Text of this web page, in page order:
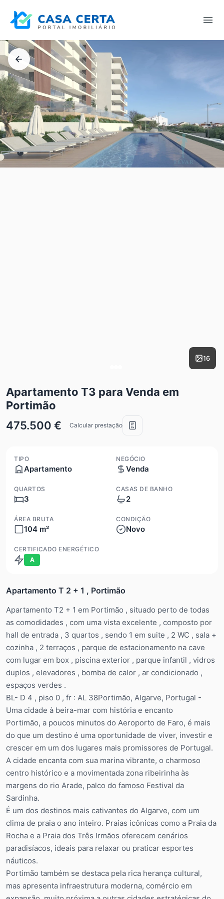
16
Apartamento T3 para Venda em
Portimão
475.500 €
Calcular prestação
TIPO
Apartamento
NEGÓCIO
Venda
QUARTOS
3
CASAS DE BANHO
2
ÁREA BRUTA
104 m²
CONDIÇÃO
Novo
CERTIFICADO ENERGÉTICO
A
Apartamento T 2 + 1 , Portimão
Apartamento T2 + 1 em Portimão , situado perto de todas
as comodidades , com uma vista excelente , composto por
hall de entrada , 3 quartos , sendo 1 em suite , 2 WC , sala +
cozinha , 2 terraços , parque de estacionamento na cave
com lugar em box , piscina exterior , parque infantil , vidros
duplos , elevadores , bomba de calor , ar condicionado ,
espaços verdes .
BL- D 4 , piso 0 , fr : AL 38Portimão, Algarve, Portugal -
Uma cidade à beira-mar com história e encanto
Portimão, a poucos minutos do Aeroporto de Faro, é mais
do que um destino é uma oportunidade de viver, investir e
crescer em um dos lugares mais promissores de Portugal.
A cidade encanta com sua marina vibrante, o charmoso
centro histórico e a movimentada zona ribeirinha às
margens do rio Arade, palco do famoso Festival da
Sardinha.
É um dos destinos mais cativantes do Algarve, com um
clima de praia o ano inteiro. Praias icônicas como a Praia da
Rocha e a Praia dos Três Irmãos oferecem cenários
paradisíacos, ideais para relaxar ou praticar esportes
náuticos.
Portimão também se destaca pela rica herança cultural,
mas apresenta infraestrutura moderna, comércio em